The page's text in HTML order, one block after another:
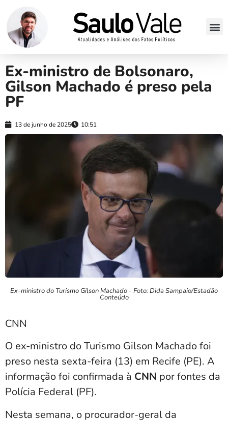
Ex-ministro de Bolsonaro,
Gilson Machado é preso pela
PF
13 de junho de 2025 10:51
Ex-ministro do Turismo Gilson Machado - Foto: Dida Sampaio/Estadão
Conteúdo
CNN
O ex-ministro do Turismo Gilson Machado foi
preso nesta sexta-feira (13) em Recife (PE). A
informação foi confirmada à CNN por fontes da
Polícia Federal (PF).
Nesta semana, o procurador-geral da